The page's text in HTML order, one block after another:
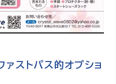
ァストパス的オプショ